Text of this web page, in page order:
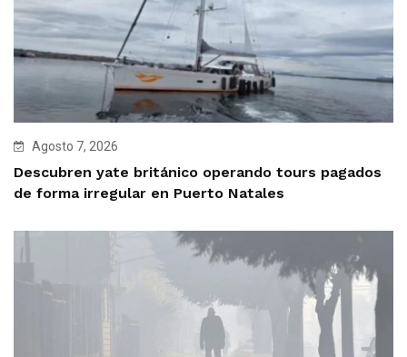
Agosto 7, 2026
Descubren yate británico operando tours pagados
de forma irregular en Puerto Natales